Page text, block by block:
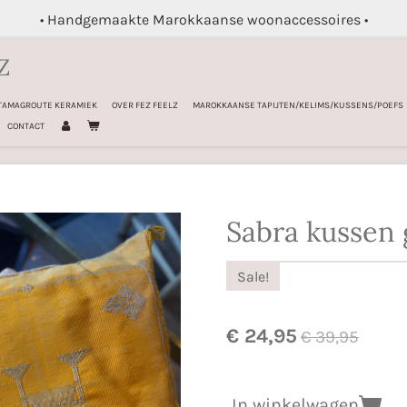
• Handgemaakte Marokkaanse woonaccessoires •
KERAMIEK OVER FEZ FEELZ
MAROKKAANSE TAPIJTEN/KELIMS/KUSSENS/POEFS
CONTACT
Sabra kussen
Sale!
€ 24,95 € 39,95